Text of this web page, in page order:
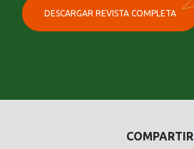
DESCARGAR REVISTA COMPLETA
COMPARTIR